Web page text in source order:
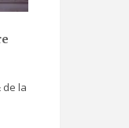
de la